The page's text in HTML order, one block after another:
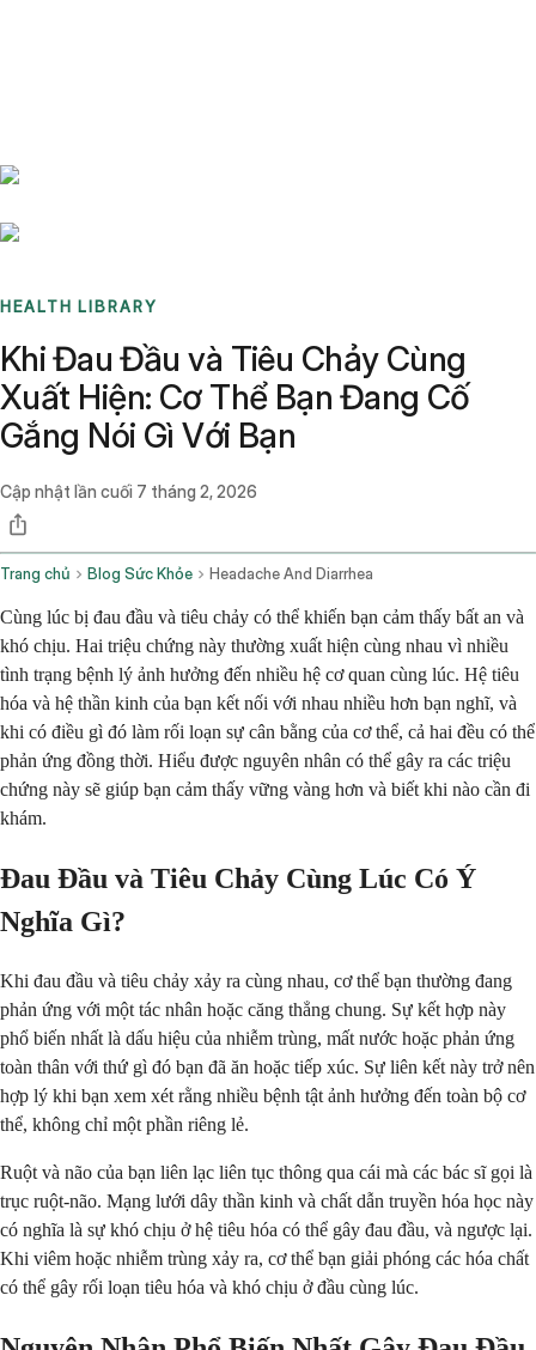
HEALTH LIBRARY
Khi Đau Đầu và Tiêu Chảy Cùng
Xuất Hiện: Cơ Thể Bạn Đang Cố
Gắng Nói Gì Với Bạn
Cập nhật lần cuối 7 tháng 2, 2026
Trang chủ Blog Sức Khỏe Headache And Diarrhea
Cùng lúc bị đau đầu và tiêu chảy có thể khiến bạn cảm thấy bất an và
khó chịu. Hai triệu chứng này thường xuất hiện cùng nhau vì nhiều
tình trạng bệnh lý ảnh hưởng đến nhiều hệ cơ quan cùng lúc. Hệ tiêu
hóa và hệ thần kinh của bạn kết nối với nhau nhiều hơn bạn nghĩ, và
khi có điều gì đó làm rối loạn sự cân bằng của cơ thể, cả hai đều có thể
phản ứng đồng thời. Hiểu được nguyên nhân có thể gây ra các triệu
chứng này sẽ giúp bạn cảm thấy vững vàng hơn và biết khi nào cần đi
khám.
Đau Đầu và Tiêu Chảy Cùng Lúc Có Ý
Nghĩa Gì?
Khi đau đầu và tiêu chảy xảy ra cùng nhau, cơ thể bạn thường đang
phản ứng với một tác nhân hoặc căng thẳng chung. Sự kết hợp này
phổ biến nhất là dấu hiệu của nhiễm trùng, mất nước hoặc phản ứng
toàn thân với thứ gì đó bạn đã ăn hoặc tiếp xúc. Sự liên kết này trở nên
hợp lý khi bạn xem xét rằng nhiều bệnh tật ảnh hưởng đến toàn bộ cơ
thể, không chỉ một phần riêng lẻ.
Ruột và não của bạn liên lạc liên tục thông qua cái mà các bác sĩ gọi là
trục ruột-não. Mạng lưới dây thần kinh và chất dẫn truyền hóa học này
có nghĩa là sự khó chịu ở hệ tiêu hóa có thể gây đau đầu, và ngược lại.
Khi viêm hoặc nhiễm trùng xảy ra, cơ thể bạn giải phóng các hóa chất
có thể gây rối loạn tiêu hóa và khó chịu ở đầu cùng lúc.